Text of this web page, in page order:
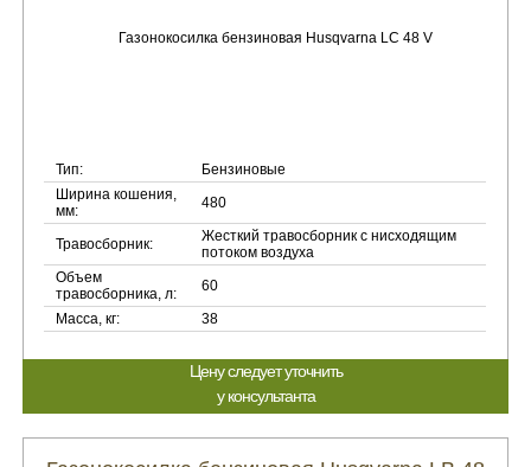
Тип:
Бензиновые
Ширина кошения,
мм:
480
Травосборник:
Жесткий травосборник с нисходящим
потоком воздуха
Объем
травосборника, л:
60
Масса, кг:
38
Цену следует уточнить
у консультанта